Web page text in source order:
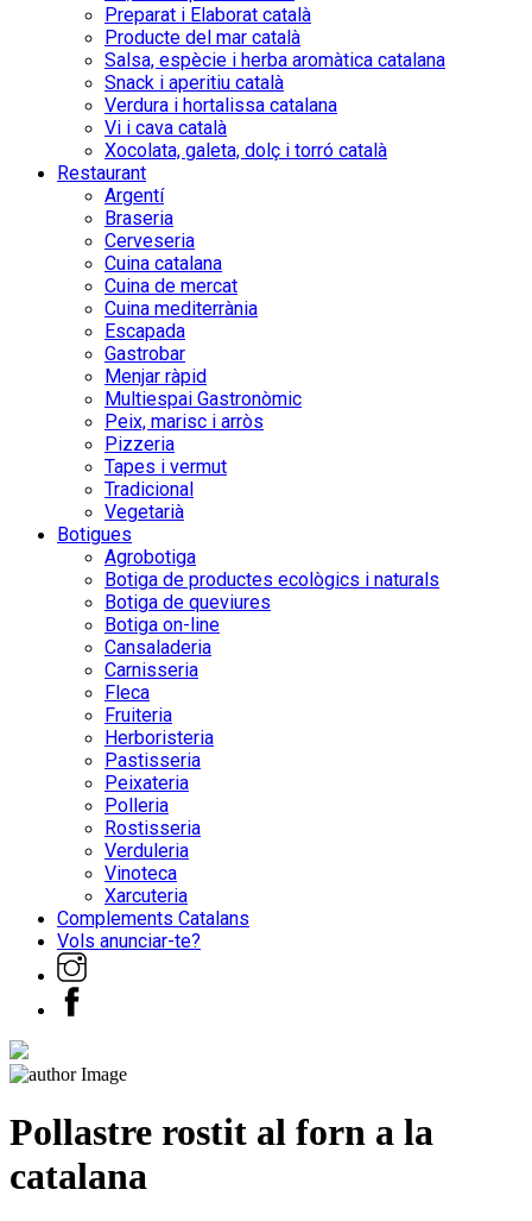
Preparat i Elaborat català
Producte del mar català
Salsa, espècie i herba aromàtica catalana
Snack i aperitiu català
Verdura i hortalissa catalana
Vi i cava català
Xocolata, galeta, dolç i torró català
Restaurant
Argentí
Braseria
Cerveseria
Cuina catalana
Cuina de mercat
Cuina mediterrània
Escapada
Gastrobar
Menjar ràpid
Multiespai Gastronòmic
Peix, marisc i arròs
Pizzeria
Tapes i vermut
Tradicional
Vegetarià
Botigues
Agrobotiga
Botiga de productes ecològics i naturals
Botiga de queviures
Botiga on-line
Cansaladeria
Carnisseria
Fleca
Fruiteria
Herboristeria
Pastisseria
Peixateria
Polleria
Rostisseria
Verduleria
Vinoteca
Xarcuteria
Complements Catalans
Vols anunciar-te?
Pollastre rostit al forn a la
catalana